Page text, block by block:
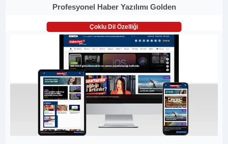
Profesyonel Haber Yazılımı Golden
Çoklu Dil Özelliği